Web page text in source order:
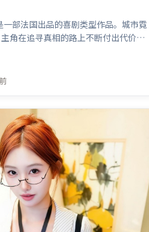
部法国出品的喜剧类型作品。城市霓
角在追寻真相的路上不断付出代价。
既致敬经典也尝试突破套路。由郭帆
音、提莫西·查拉米，杨幂、弗洛伦
影片于2021年11月14日（法国）在部